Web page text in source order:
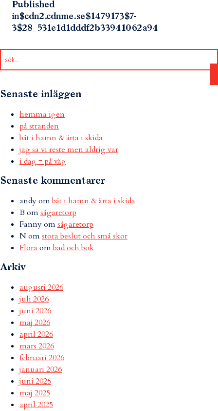
Published
in$cdn2.cdnme.se$1479173$7-
3$28_531e1d1dddf2b33941062a94
Senaste inläggen
hemma igen
på stranden
båt i hamn & ärta i skida
jag sa vi reste men aldrig var
i dag = på väg
Senaste kommentarer
andyombåt i hamn & ärta i skida
B omsågaretorp
Fannyomsågaretorp
Nomstora beslut och små skor
Flora ombad och bok
Arkiv
augusti 2026
juli 2026
juni 2026
maj 2026
april 2026
mars 2026
februari 2026
januari 2026
juni 2025
maj 2025
april 2025